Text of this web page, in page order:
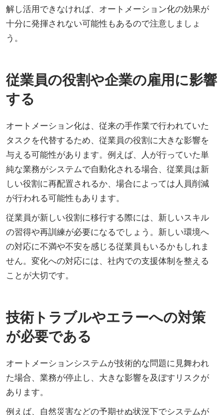
解し活用できなければ、オートメーション化の効果が
十分に発揮されない可能性もあるので注意しましょ
う。
従業員の役割や企業の雇用に影響
する
オートメーション化は、従来の手作業で行われていた
タスクを代替するため、従業員の役割に大きな影響を
与える可能性があります。例えば、人が行っていた単
純な業務がシステムで自動化される場合、従業員は新
しい役割に再配置されるか、場合によっては人員削減
が行われる可能性もあります。
従業員が新しい役割に移行する際には、新しいスキル
の習得や再訓練が必要になるでしょう。新しい環境へ
の対応に不満や不安を感じる従業員もいるかもしれま
せん。変化への対応には、社内での支援体制を整える
ことが大切です。
技術トラブルやエラーへの対策
が必要である
オートメーションシステムが技術的な問題に見舞われ
た場合、業務が停止し、大きな影響を及ぼすリスクが
あります。
例えば、自然災害などの予期せぬ状況下でシステムが